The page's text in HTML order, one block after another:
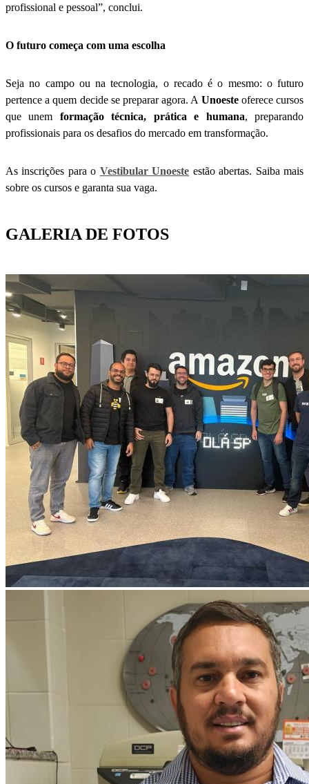
profissional e pessoal”, conclui.
O futuro começa com uma escolha
Seja no campo ou na tecnologia, o recado é o mesmo: o futuro
pertence a quem decide se preparar agora. A Unoesteoferece cursos
que unem formação técnica, prática e humana, preparando
profissionais para os desafios do mercado em transformação.
As inscrições para o Vestibular Unoeste estão abertas. Saiba mais
sobre os cursos e garanta sua vaga.
GALERIA DE FOTOS